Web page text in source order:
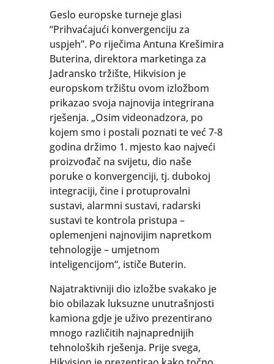
Geslo europske turneje glasi
“Prihvaćajući konvergenciju za
uspjeh”. Po riječima Antuna Krešimira
Buterina, direktora marketinga za
Jadransko tržište, Hikvision je
europskom tržištu ovom izložbom
prikazao svoja najnovija integrirana
rješenja. „Osim videonadzora, po
kojem smo i postali poznati te već 7-8
godina držimo 1. mjesto kao najveći
proizvođač na svijetu, dio naše
poruke o konvergenciji, tj. dubokoj
integraciji, čine i protuprovalni
sustavi, alarmni sustavi, radarski
sustavi te kontrola pristupa –
oplemenjeni najnovijim napretkom
tehnologije – umjetnom
inteligencijom“, ističe Buterin.
Najatraktivniji dio izložbe svakako je
bio obilazak luksuzne unutrašnjosti
kamiona gdje je uživo prezentirano
mnogo različitih najnaprednijih
tehnoloških rješenja. Prije svega,